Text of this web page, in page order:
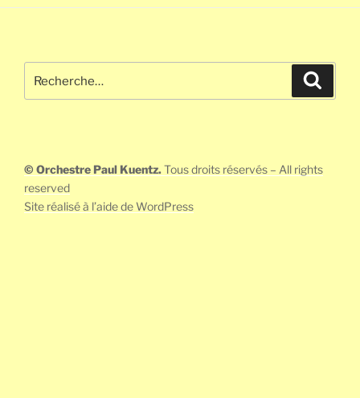
pour
© Orchestre Paul Kuentz.Tous droits réservés – All rights
reserved
Site réalisé à l’aide de WordPress